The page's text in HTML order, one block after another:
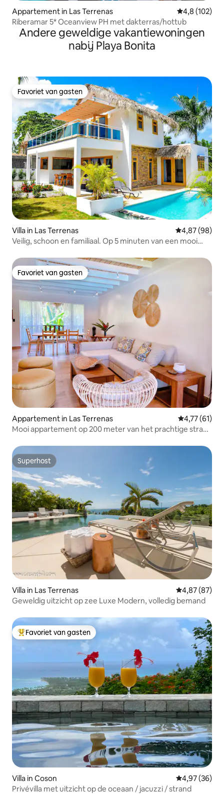
Appartement in Las Terrenas Gemiddelde
4,8 (102)
Riberamar 5* Oceanview PH met dakterras/hottub
Andere geweldige vakantiewoningen
nabij Playa Bonita
Favoriet van gasten
Favoriet van gasten
Villa in Las Terrenas Gemiddelde
4,87 (98)
Veilig, schoon en familiaal. Op 5 minuten van een mooi
Favoriet van gasten
Favoriet van gasten
Appartement in Las Terrenas Gemiddelde
4,77 (61)
Mooi appartement op 200 meter van het prachtige strand
Superhost
Superhost
Villa in Las Terrenas Gemiddelde
4,87 (87)
Geweldig uitzicht op zee Luxe Modern, volledig bemand
Topfavoriet van gasten
Favoriet van gasten
Villa in Coson Gemiddelde
4,97 (36)
Privévilla met uitzicht op de oceaan / jacuzzi / strand